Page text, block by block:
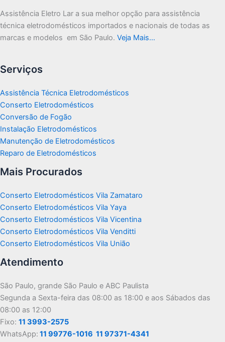
Assistência Eletro Lar a sua melhor opção para assistência
técnica eletrodomésticos importados e nacionais de todas as
marcas e modelos em São Paulo. Veja Mais…
Serviços
Assistência Técnica Eletrodomésticos
Conserto Eletrodomésticos
Conversão de Fogão
Instalação Eletrodomésticos
Manutenção de Eletrodomésticos
Reparo de Eletrodomésticos
Mais Procurados
Conserto Eletrodomésticos Vila Zamataro
Conserto Eletrodomésticos Vila Yaya
Conserto Eletrodomésticos Vila Vicentina
Conserto Eletrodomésticos Vila Venditti
Conserto Eletrodomésticos Vila União
Atendimento
São Paulo, grande São Paulo e ABC Paulista
Segunda a Sexta-feira das 08:00 as 18:00 e aos Sábados das
08:00 as 12:00
Fixo: 11 3993-2575
WhatsApp: 11 99776-1016 11 97371-4341